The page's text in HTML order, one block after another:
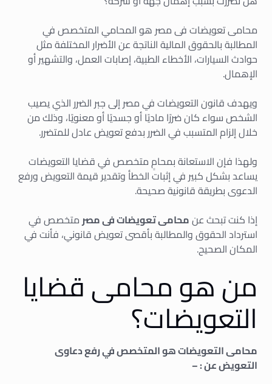
محامى تعويضات فى مصر هو المحامي المتخصص في
المطالبة بالحقوق المالية الناتجة عن الأضرار المختلفة مثل
حوادث السيارات، الأخطاء الطبية، إصابات العمل، والتشهير أو
الإهمال.
ويهدف قانون التعويضات في مصر إلى جبر الضرر الذي يصيب
الشخص سواء كان ضررًا ماديًا أو جسديًا أو معنويًا، وذلك من
خلال إلزام المتسبب في الضرر بدفع تعويض عادل للمتضرر.
ولهذا فإن الاستعانة بمحامٍ متخصص في قضايا التعويضات
يساعد بشكل كبير في إثبات الخطأ وتقدير قيمة التعويض ورفع
الدعوى بطريقة قانونية صحيحة.
إذا كنت تبحث عنمحامى تعويضات فى مصر متخصص في
استرداد الحقوق والمطالبة بأقصى تعويض قانوني، فأنت في
المكان الصحيح.
من هو محامى قضايا
التعويضات؟
محامى التعويضات هو المتخصص في رفع دعاوى
التعويض عن : –